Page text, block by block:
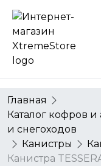
Главная
Каталог кофров
и снегоходов
Канистры
Канистра